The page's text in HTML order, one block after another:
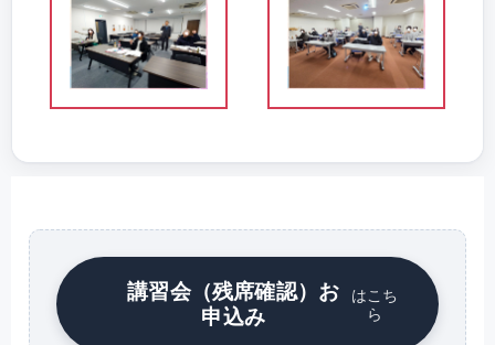
講習会（残席確認）お
申込み
はこち
ら